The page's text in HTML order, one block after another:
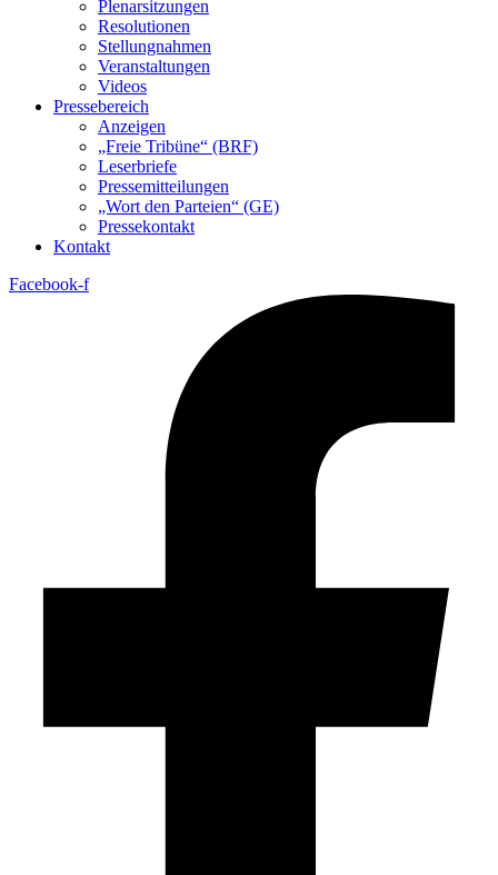
Plenarsitzungen
Resolutionen
Stellungnahmen
Veranstaltungen
Videos
Pressebereich
Anzeigen
„Freie Tribüne“ (BRF)
Leserbriefe
Pressemitteilungen
„Wort den Parteien“ (GE)
Pressekontakt
Kontakt
Facebook-f